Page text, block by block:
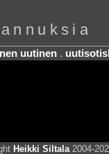
uutinen.
Heikki Siltala2004-